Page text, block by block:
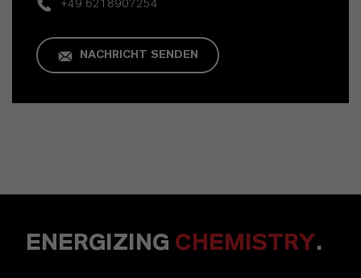
+49 6218907254
NACHRICHT SENDEN
ENERGIZING CHEMISTRY.